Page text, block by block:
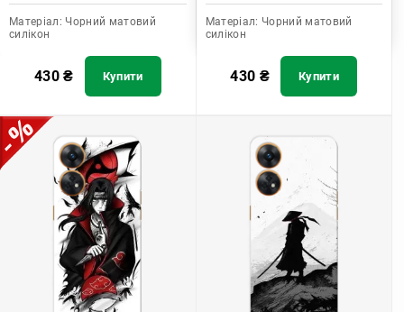
Матеріал: Чорний матовий
силікон
430₴ Купити
Матеріал: Чорний матовий
силікон
430 ₴ Купити